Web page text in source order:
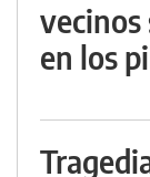
vecinos
en los